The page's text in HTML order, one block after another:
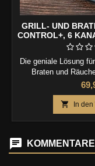
GRILL- UND
CONTROL+, 6
Die geniale Lösung
Braten und
Temperatur- und
der ToGrill App:
 In